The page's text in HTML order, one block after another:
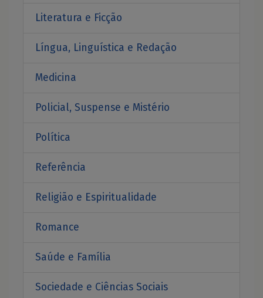
Literatura e Ficção
Língua, Linguística e Redação
Medicina
Policial, Suspense e Mistério
Política
Referência
Religião e Espiritualidade
Romance
Saúde e Família
Sociedade e Ciências Sociais